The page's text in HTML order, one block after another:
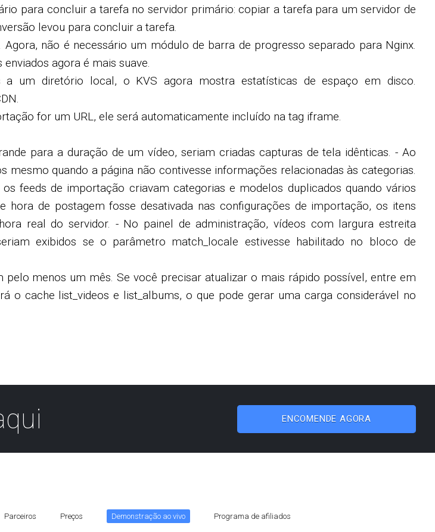
para concluir a tarefa no servidor primário: copiar a tarefa para um servidor de
levou para concluir a tarefa.
não é necessário um módulo de barra de progresso separado para Nginx.
agora é mais suave.
a um diretório local, o KVS agora mostra estatísticas de espaço em disco.
for um URL, ele será automaticamente incluído na tag iframe.
para a duração de um vídeo, seriam criadas capturas de tela idênticas. - Ao
quando a página não contivesse informações relacionadas às categorias.
feeds de importação criavam categorias e modelos duplicados quando vários
de postagem fosse desativada nas configurações de importação, os itens
real do servidor. - No painel de administração, vídeos com largura estreita
exibidos se o parâmetro match_locale estivesse habilitado no bloco de
menos um mês. Se você precisar atualizar o mais rápido possível, entre em
o cache list_videos e list_albums, o que pode gerar uma carga considerável no
ENCOMENDE AGORA
Parceiros Preços Demonstração ao vivo Programa de afiliados